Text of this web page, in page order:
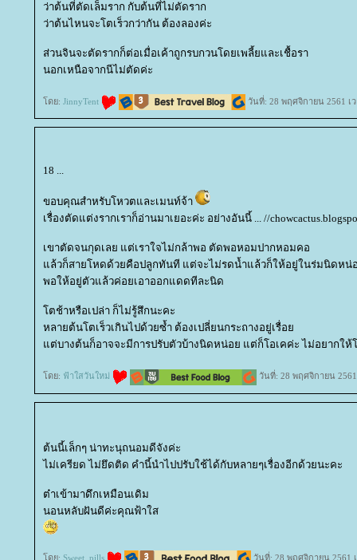
ว่าต้นที่ตัดเล็มราก กับต้นที่ไม่ตัดราก
ว่าต้นไหนจะโตเร็วกว่ากัน ต้องลองค่ะ
ส่วนจินจะตัดรากก็ต่อเมื่อเค้าถูกรบกวนโดยเพลี้ยและเชื้อรา
นอกเหนือจากนีไม่ตัดค่ะ
ดย: JinnyTent วันที่: 28 พฤศจิกายน 2561 เ
18 ...
ขอบคุณสำหรับโหวตและเมนท์จ้า
เรื่องตัดแต่งรากเราก็อ่านมาเยอะค่ะ อย่างอันนี้ ... //
เขาตัดจนกุดเลย แต่เราใจไม่กล้าพอ ตัดพอหอมปากหอมคอ
ล้วก็สายโหดด้วยคือปลูกทันที แต่จะไม่รดน้ำแล้วก็ให้อยู่ในร่มนิดห
พอให้อยู่ตัวแล้วค่อยเอาออกแดดทีละนิด
ตช้าหรือเปล่า ก็ไม่รู้สึกนะคะ
หลายต้นโตเร็วเกินไปด้วยซ้ำ ต้องเปลี่ยนกระถางอยู่เรื่อ
ต่บางต้นก็อาจจะมีการปรับตัวบ้างนิดหน่อย แต่ก็โอเคค่ะ ไม่อยากให้
ดย: ฟ้าใสวันใหม่ วันที่: 28 พฤศจิกายน
ต้นนี้เล็กๆ น่าทะนุถนอมดีจังค่ะ
ไม่เครียด ไม่ยึดติด คำนี้นำไปปรับใช้ได้กับหลายๆเรื่องอีกด้วยนะคะ
ต๋าเข้ามาดึกเหมือนเดิม
นอนหลับฝันดีค่ะคุณฟ้าใส
ดย: Sweet_pills วันที่: 28 พฤศจิกายน 2561